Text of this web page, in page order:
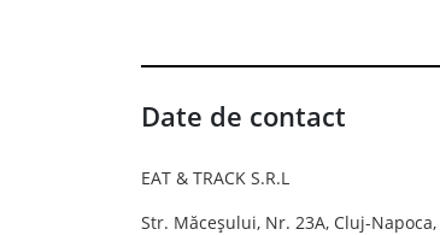
Date de contact
EAT & TRACK S.R.L
Str. Măceșului, Nr. 23A, Cluj-Napoca,